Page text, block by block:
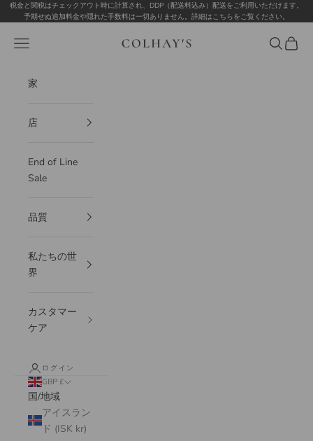
コンテンツへスキップ
税金と関税はチェックアウト時に計算され、DDP（配送料込み）配送をご利用いただけます。
予期せぬ追加料金や隠れた手数料は一切ありません。 詳細はこちらをご覧ください。
Colhay's
メニュー 検索カート
家
店
End of Line
Sale
品質
私たちの世
界
カスタマー
ケア
ログイン
GBP £
国/地域
アイスラン
ド (ISK kr)